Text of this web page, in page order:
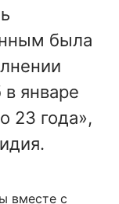
была
в январе
23 года»,
вместе с